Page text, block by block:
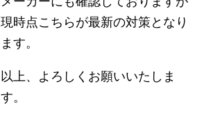
現時点こちらが最新の対策となり
ます。
以上、よろしくお願いいたしま
す。